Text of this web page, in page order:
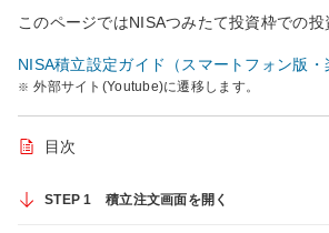
このページではNISAつみたて投資枠での
NISA積立設定ガイド（スマートフォン版
外部サイト(Youtube)に遷移します。
目次
STEP 1 積立注文画面を開く